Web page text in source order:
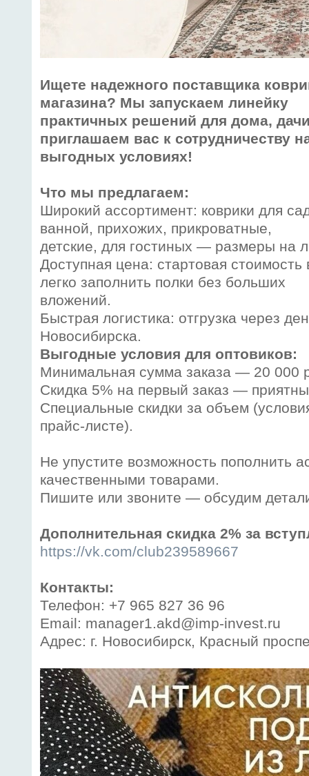
Ищете надежного поставщика
магазина? Мы запускаем линейку
практичных решений для дома,
приглашаем вас к сотрудничеству
выгодных условиях!
Что мы предлагаем:
Широкий ассортимент: коврики для
ванной, прихожих, прикроватные,
детские, для гостиных — размеры на
Доступная цена: стартовая
легко заполнить полки без больших
вложений.
Быстрая логистика: отгрузка через
Новосибирска.
Выгодные условия для оптовиков:
Минимальная сумма заказа — 20 000
Скидка 5% на первый заказ —
Специальные скидки за объем
прайс-листе).
Не упустите возможность пополнить
качественными товарами.
Пишите или звоните — обсудим
Дополнительная скидка 2% за
https://vk.com/club239589667
Контакты:
Телефон: +7 965 827 36 96
Email: manager1.akd@imp-invest.ru
Адрес: г. Новосибирск, Красный